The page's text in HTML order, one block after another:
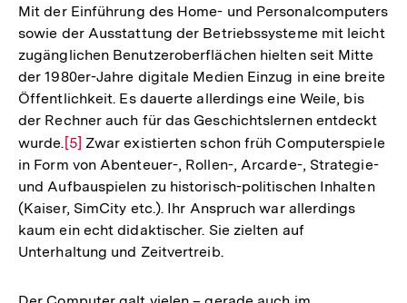
Mit der Einführung des Home- und Personalcomputers
sowie der Ausstattung der Betriebssysteme mit leicht
zugänglichen Benutzeroberflächen hielten seit Mitte
der 1980er-Jahre digitale Medien Einzug in eine breite
Öffentlichkeit. Es dauerte allerdings eine Weile, bis
der Rechner auch für das Geschichtslernen entdeckt
wurde.Zur
Auflösung
der
Fußnote
[5] Zwar existierten schon früh Computerspiele
in Form von Abenteuer-, Rollen-, Arcarde-, Strategie-
und Aufbauspielen zu historisch-politischen Inhalten
(Kaiser, SimCity etc.). Ihr Anspruch war allerdings
kaum ein echt didaktischer. Sie zielten auf
Unterhaltung und Zeitvertreib.